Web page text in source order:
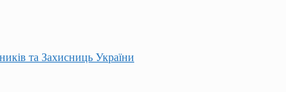
та Захисниць України